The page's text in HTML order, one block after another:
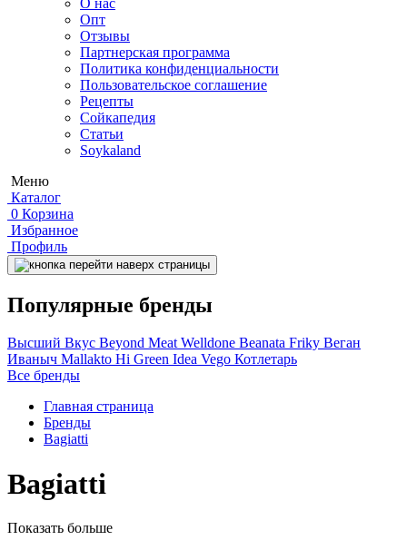
Опт
Отзывы
Партнерская программа
Политика конфиденциальности
Пользовательское соглашение
Рецепты
Сойкапедия
Статьи
Soykaland
Меню
Каталог
0 Корзина
Избранное
Профиль
Популярные бренды
Высший Вкус Beyond MeatWelldone Beanata Friky Веган
Иваныч Mallakto Hi Green Idea Vego Котлетарь
Все бренды
Главная страница
Бренды
Bagiatti
Bagiatti
Показать больше